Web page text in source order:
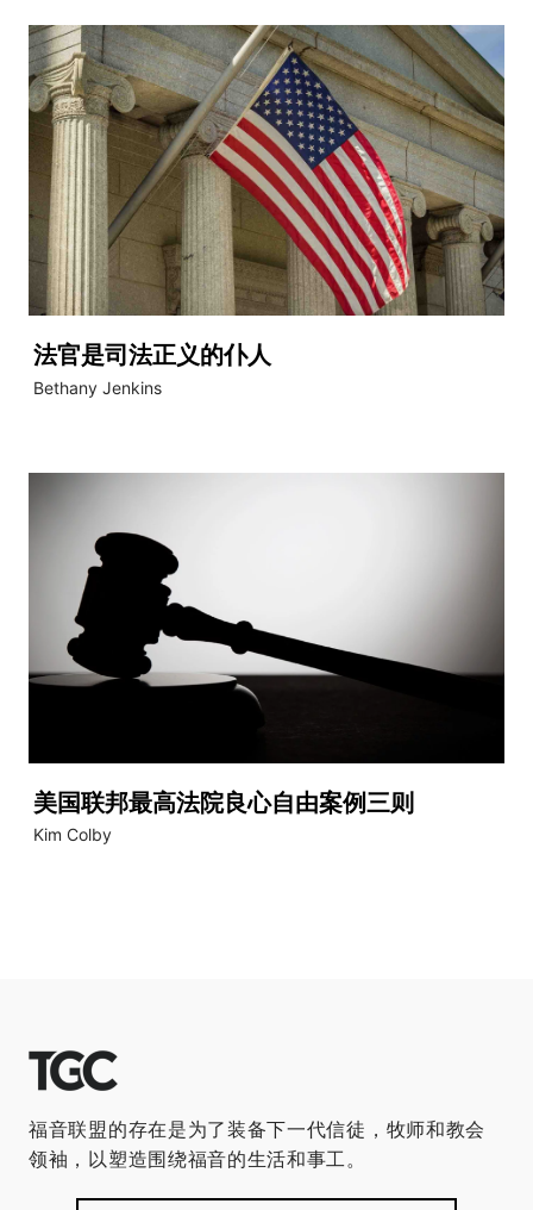
法官是司法正义的仆人
Bethany Jenkins
美国联邦最高法院良心自由案例三则
Kim Colby
福音联盟的存在是为了装备下一代信徒，牧师和教会
领袖，以塑造围绕福音的生活和事工。